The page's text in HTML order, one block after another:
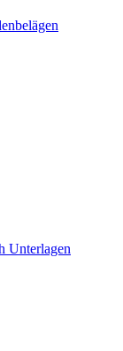
Unterlagen